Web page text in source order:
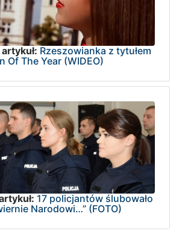
Rzeszowianka z tytułem
Of The Year (WIDEO)
17 policjantów ślubowało
Narodowi…” (FOTO)